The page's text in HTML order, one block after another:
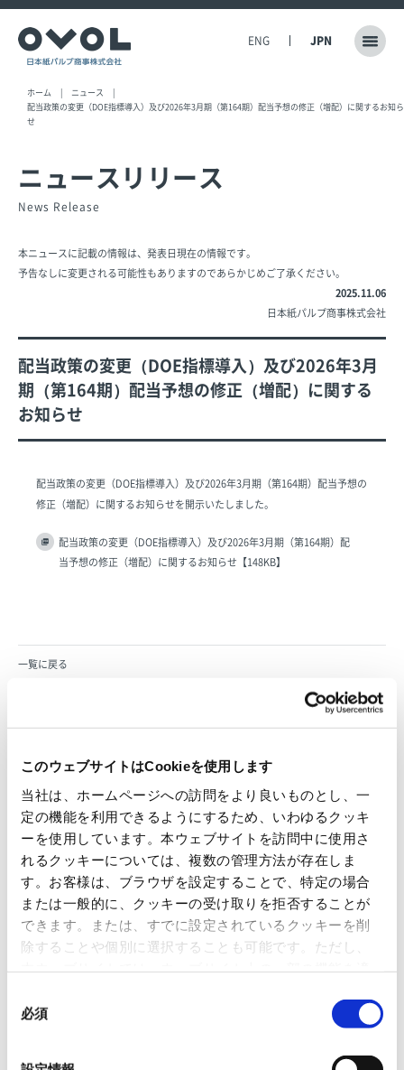
このウェブサイトはCookieを使用します
当社は、ホームページへの訪問をより良いものとし、一
定の機能を利用できるようにするため、いわゆるクッキ
ーを使用しています。本ウェブサイトを訪問中に使用さ
れるクッキーについては、複数の管理方法が存在しま
す。お客様は、ブラウザを設定することで、特定の場合
または一般的に、クッキーの受け取りを拒否することが
できます。または、すでに設定されているクッキーを削
除することや個別に選択することも可能です。ただし、
いるので、ご注意ください。これらのクッキーが受け入
れられない場合、本ウェブサイトの機能が制限される場
必須
ENG JPN
ホーム
ニュース
配当政策の変更（DOE指標導入）及び2026年3月期（第164期）配当予想の修正（増配）に関するお知ら
せ
ニュースリリース
News Release
本ニュースに記載の情報は、発表日現在の情報です。
予告なしに変更される可能性もありますのであらかじめご了承ください。
2025.11.06
日本紙パルプ商事株式会社
配当政策の変更（DOE指標導入）及び2026年3月
期（第164期）配当予想の修正（増配）に関する
お知らせ
配当政策の変更（DOE指標導入）及び2026年3月期（第164期）配当予想の
修正（増配）に関するお知らせを開示いたしました。
配当政策の変更（DOE指標導入）及び2026年3月期（第164期）配
当予想の修正（増配）に関するお知らせ【148KB】
一覧に戻る
ニュースリリース
OVOL LOOP
グループ紹介映像【日本語版】
2026.07.17
事業紹介
動画
1845年の創業以来の歩み、グループが展開する5つの事業領域...
使用済み化粧品容器をネームプ
化粧品・健康食品メーカーの株式会社ファンケル（以下、「ファ